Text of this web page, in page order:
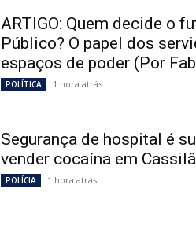
ARTIGO: Quem decide o
Público? O papel dos
espaços de poder (Por
POLÍTICA 1 hora atrás
Segurança de hospital é
vender cocaína em
POLÍCIA 1 hora atrás